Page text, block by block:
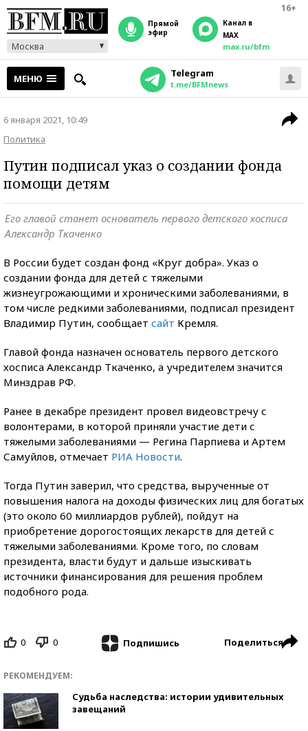
16+
Москва
прямой
эфир
Канал в
MAX
max.ru/bfm
МЕНЮ Telegram
t.me/BFMnews
6 января 2021, 10:49
Политика
Путин подписал указ о создании фонда
помощи детям
Его главой станет основатель первого детского хосписа
Александр Ткаченко
В России будет создан фонд «Круг добра». Указ о
создании фонда для детей с тяжелыми
жизнеугрожающими и хроническими заболеваниями, в
том числе редкими заболеваниями, подписал президент
Владимир Путин, сообщает сайт Кремля.
Главой фонда назначен основатель первого детского
хосписа Александр Ткаченко, а учредителем значится
Минздрав РФ.
Ранее в декабре президент провел видеовстречу с
волонтерами, в которой приняли участие дети с
тяжелыми заболеваниями — Регина Парпиева и Артем
Самуйлов, отмечает РИА Новости.
Тогда Путин заверил, что средства, вырученные от
повышения налога на доходы физических лиц для богатых
(это около 60 миллиардов рублей), пойдут на
приобретение дорогостоящих лекарств для детей с
тяжелыми заболеваниями. Кроме того, по словам
президента, власти будут и дальше изыскивать
источники финансирования для решения проблем
подобного рода.
0 0 Подпишись Поделиться
РЕКОМЕНДУЕМ:
Судьба наследства: истории удивительных
завещаний